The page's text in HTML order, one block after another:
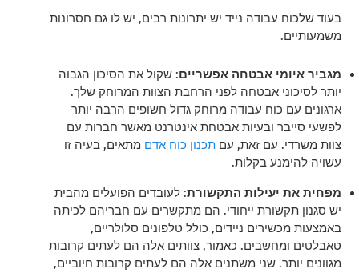
בעוד שלכוח עבודה נייד יש יתרונות רבים, יש לו גם חסרונות
משמעותיים.
מגביר איומי אבטחה אפשריים: שקול את הסיכון הגבוה
יותר לסיכוני אבטחה לפני הרחבת הצוות המרוחק שלך.
ארגונים עם כוח עבודה מרוחק גדול חשופים הרבה יותר
לפשעי סייבר ובעיות אבטחת אינטרנט מאשר חברות עם
צוות משרדי. עם זאת, עםתכנון כוח אדם מתאים, בעיה זו
עשויה להימנע בקלות.
מפחית את יעילות התקשורת: לעובדים הפועלים מהבית
יש סגנון תקשורת ייחודי. הם מתקשרים עם חבריהם לכיתה
באמצעות מכשירים ניידים, כולל טלפונים סלולריים,
טאבלטים ומחשבים. כאמור, צוותים אלה הם לעתים קרובות
מגוונים יותר. שני משתנים אלה הם לעתים קרובות חיוביים,